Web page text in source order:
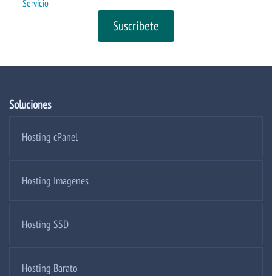
Servicio
Soluciones
Hosting cPanel
Hosting Imagenes
Hosting SSD
Hosting Barato